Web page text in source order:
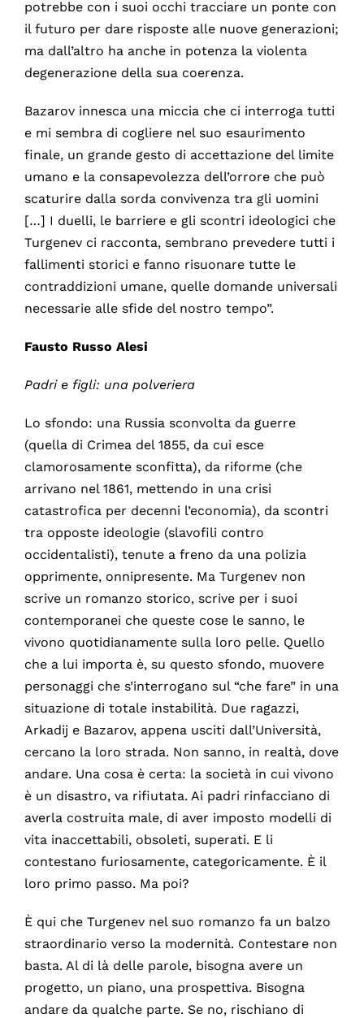
potrebbe con i suoi occhi tracciare un ponte con
il futuro per dare risposte alle nuove generazioni;
ma dall’altro ha anche in potenza la violenta
degenerazione della sua coerenza.
Bazarov innesca una miccia che ci interroga tutti
e mi sembra di cogliere nel suo esaurimento
finale, un grande gesto di accettazione del limite
umano e la consapevolezza dell’orrore che può
scaturire dalla sorda convivenza tra gli uomini
[…] I duelli, le barriere e gli scontri ideologici che
Turgenev ci racconta, sembrano prevedere tutti i
fallimenti storici e fanno risuonare tutte le
contraddizioni umane, quelle domande universali
necessarie alle sfide del nostro tempo”.
Fausto Russo Alesi
Padri e figli: una polveriera
Lo sfondo: una Russia sconvolta da guerre
(quella di Crimea del 1855, da cui esce
clamorosamente sconfitta), da riforme (che
arrivano nel 1861, mettendo in una crisi
catastrofica per decenni l’economia), da scontri
tra opposte ideologie (slavofili contro
occidentalisti), tenute a freno da una polizia
opprimente, onnipresente. Ma Turgenev non
scrive un romanzo storico, scrive per i suoi
contemporanei che queste cose le sanno, le
vivono quotidianamente sulla loro pelle. Quello
che a lui importa è, su questo sfondo, muovere
personaggi che s’interrogano sul “che fare” in una
situazione di totale instabilità. Due ragazzi,
Arkadij e Bazarov, appena usciti dall’Università,
cercano la loro strada. Non sanno, in realtà, dove
andare. Una cosa è certa: la società in cui vivono
è un disastro, va rifiutata. Ai padri rinfacciano di
averla costruita male, di aver imposto modelli di
vita inaccettabili, obsoleti, superati. E li
contestano furiosamente, categoricamente. È il
loro primo passo. Ma poi?
È qui che Turgenev nel suo romanzo fa un balzo
straordinario verso la modernità. Contestare non
basta. Al di là delle parole, bisogna avere un
progetto, un piano, una prospettiva. Bisogna
andare da qualche parte. Se no, rischiano di